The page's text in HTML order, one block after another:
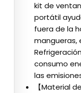
kit de
portátil
fuera de la
mangueras,
consumo
las
【Material